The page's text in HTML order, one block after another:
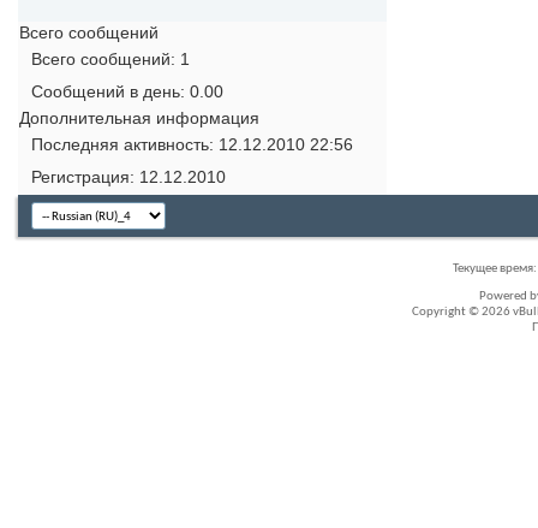
Всего сообщений
Всего сообщений
1
Сообщений в день 0.00
Дополнительная информация
Последняя активность 12.12.2010 22:56
Регистрация
12.12.2010
Текущее время:
Powered
Copyright © 2026